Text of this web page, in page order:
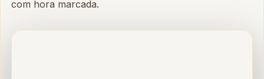
com hora marcada.